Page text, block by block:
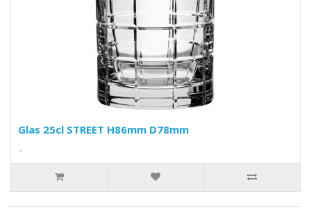
Glas 25cl STREET H86mm D78mm
..